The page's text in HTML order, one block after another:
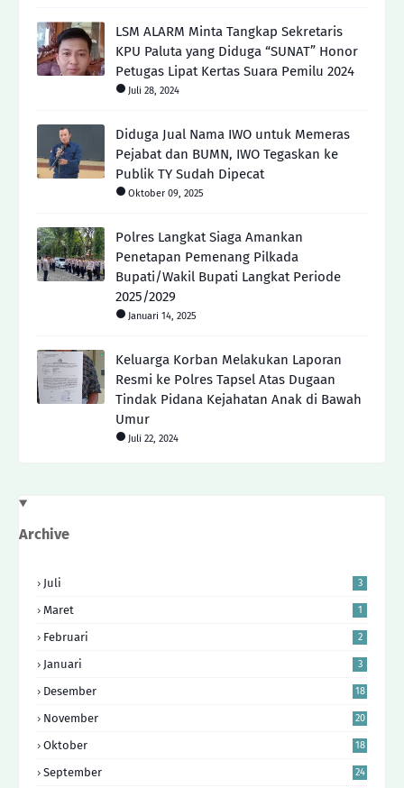
LSM ALARM Minta Tangkap Sekretaris
KPU Paluta yang Diduga “SUNAT” Honor
Petugas Lipat Kertas Suara Pemilu 2024
Juli 28, 2024
Diduga Jual Nama IWO untuk Memeras
Pejabat dan BUMN, IWO Tegaskan ke
Publik TY Sudah Dipecat
Oktober 09, 2025
Polres Langkat Siaga Amankan
Penetapan Pemenang Pilkada
Bupati/Wakil Bupati Langkat Periode
2025/2029
Januari 14, 2025
Keluarga Korban Melakukan Laporan
Resmi ke Polres Tapsel Atas Dugaan
Tindak Pidana Kejahatan Anak di Bawah
Umur
Juli 22, 2024
Archive
Juli 3
Maret 1
Februari 2
Januari 3
Desember 18
November 20
Oktober 18
September 24